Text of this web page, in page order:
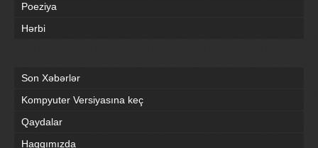
Poeziya
Hərbi
Son Xəbərlər
Kompyuter Versiyasına keç
Qaydalar
Haqqımızda